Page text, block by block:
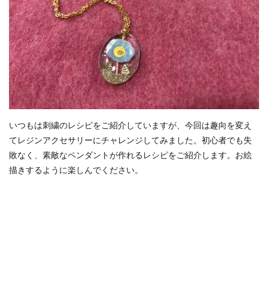
いつもは刺繍のレシピをご紹介していますが、今回は趣向を変え
てレジンアクセサリーにチャレンジしてみました。初心者でも失
敗なく、素敵なペンダントが作れるレシピをご紹介します。お絵
描きするように楽しんでください。